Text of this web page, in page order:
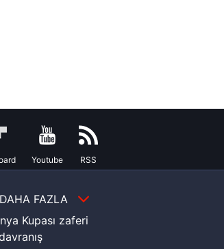
Ayarlar
Youtube RSS
DAHA FAZLA
Kupası zaferi